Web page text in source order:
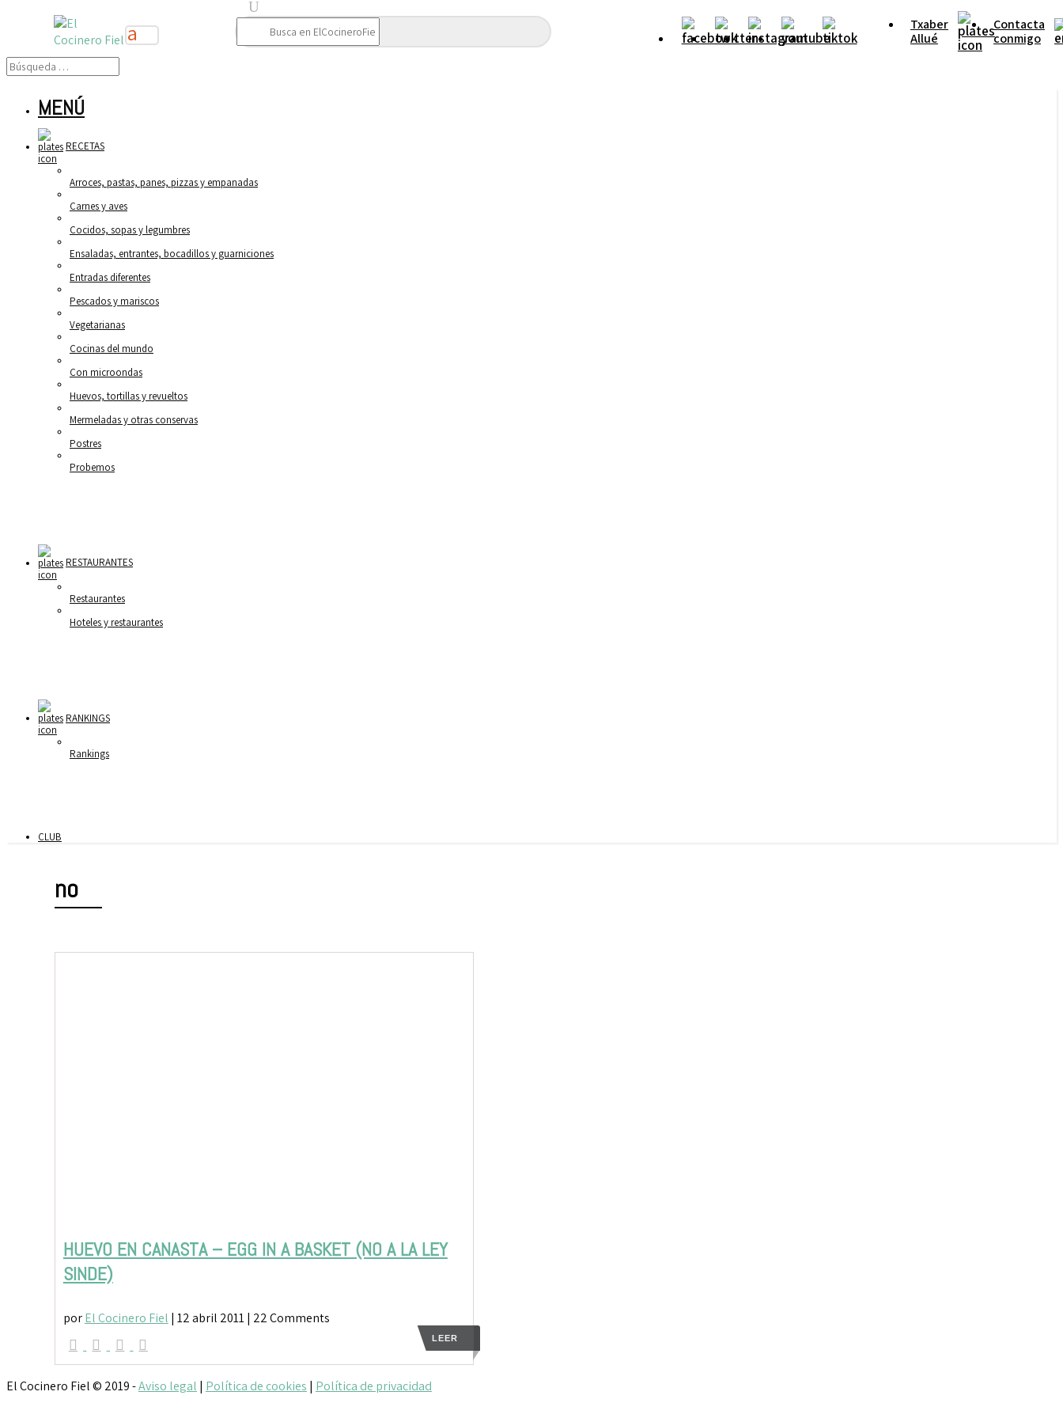
Buscar:
Txaber
Allué
Contacta
conmigo
MENÚ
RECETAS
Arroces, pastas, panes, pizzas y empanadas
Carnes y aves
Cocidos, sopas y legumbres
Ensaladas, entrantes, bocadillos y guarniciones
Entradas diferentes
Pescados y mariscos
Vegetarianas
Cocinas del mundo
Con microondas
Huevos, tortillas y revueltos
Mermeladas y otras conservas
Postres
Probemos
RESTAURANTES
Restaurantes
Hoteles y restaurantes
RANKINGS
Rankings
CLUB
no
HUEVO EN CANASTA – EGG IN A BASKET (NO A LA LEY
SINDE)
porEl Cocinero Fiel | 12 abril 2011| 22 Comments
LEER
El Cocinero Fiel © 2019 -Aviso legal | Política de cookies | Política de privacidad